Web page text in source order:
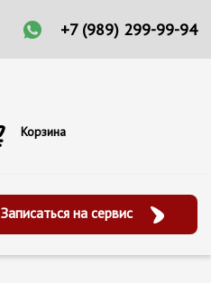
+7 (989) 299-99-94
Корзина
Записаться на сервис